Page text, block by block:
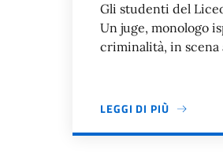
Gli studenti del
Un juge, monologo
criminalità, in scena
LEGGI DI PIÙ